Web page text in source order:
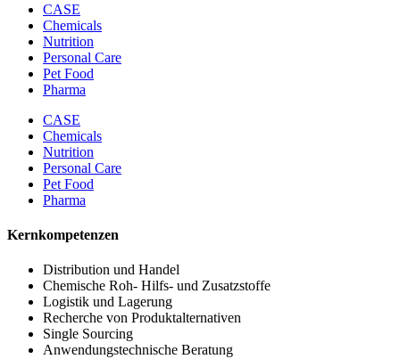
CASE
Chemicals
Nutrition
Personal Care
Pet Food
Pharma
CASE
Chemicals
Nutrition
Personal Care
Pet Food
Pharma
Kernkompetenzen
Distribution und Handel
Chemische Roh- Hilfs- und Zusatzstoffe
Logistik und Lagerung
Recherche von Produktalternativen
Single Sourcing
Anwendungstechnische Beratung